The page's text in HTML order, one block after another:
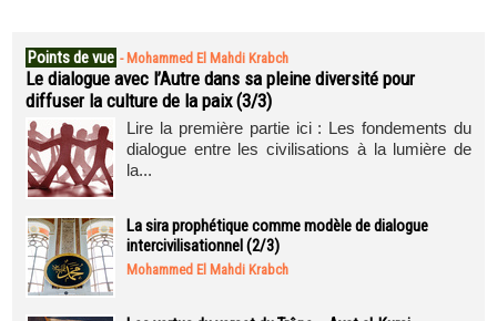
Points de vue - Mohammed El Mahdi Krabch
Le dialogue avec l’Autre dans sa pleine diversité pour
diffuser la culture de la paix (3/3)
Lire la première partie ici : Les fondements du
dialogue entre les civilisations à la lumière de
la...
La sira prophétique comme modèle de dialogue
intercivilisationnel (2/3)
Mohammed El Mahdi Krabch